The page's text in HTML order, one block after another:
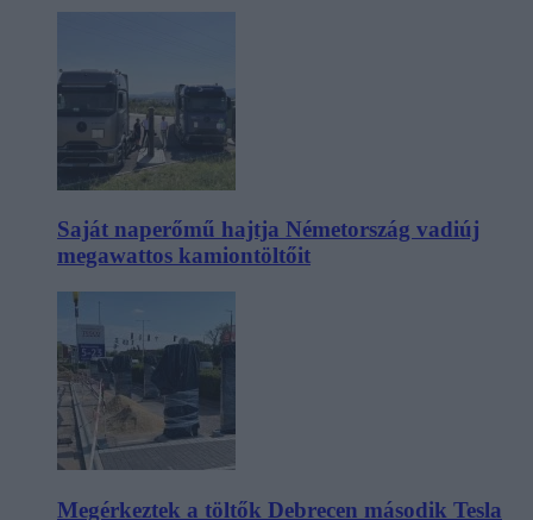
Saját naperőmű hajtja Németország vadiúj
megawattos kamiontöltőit
Megérkeztek a töltők Debrecen második Tesla